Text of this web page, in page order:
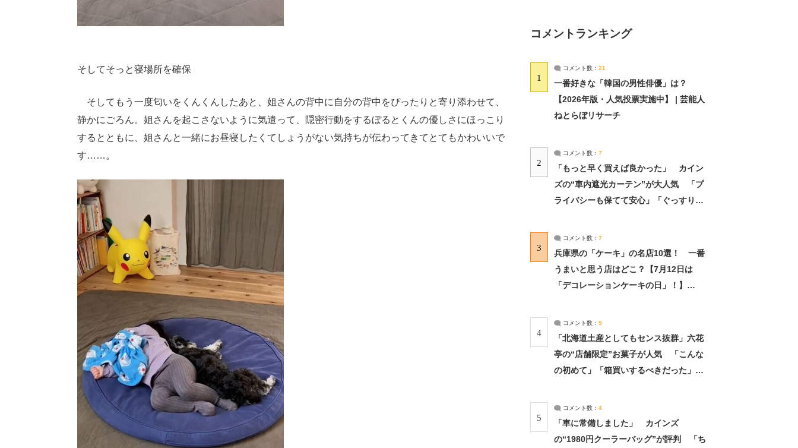
そしてそっと寝場所を確保
そしてもう一度匂いをくんくんしたあと、姐さんの背中に自分の背中をぴったりと寄り添わせて、
静かにごろん。姐さんを起こさないように気遣って、隠密行動をするぼるとくんの優しさにほっこり
するとともに、姐さんと一緒にお昼寝したくてしょうがない気持ちが伝わってきてとてもかわいいで
す……。
コメントランキング
1
コメント数： 21
一番好きな「韓国の男性俳優」は？
【2026年版・人気投票実施中】 | 芸能人
ねとらぼリサーチ
2
コメント数： 7
「もっと早く買えば良かった」 カイン
ズの“車内遮光カーテン”が大人気 「プ
ライバシーも保てて安心」「ぐっすり眠
3
コメント数： 7
兵庫県の「ケーキ」の名店10選！ 一番
うまいと思う店はどこ？【7月12日は
「デコレーションケーキの日」！】
4
コメント数： 5
「北海道土産としてもセンス抜群」六花
亭の“店舗限定”お菓子が人気 「こんな
の初めて」「箱買いするべきだった」
5
コメント数： 4
「車に常備しました」 カインズ
の“1980円クーラーバッグ”が評判 「ち